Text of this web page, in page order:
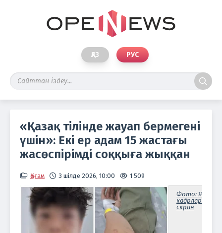
ҚАЗ РУС
«Қазақ тілінде жауап бермегені
үшін»: Екі ер адам 15 жастағы
жасөспірімді соққыға жыққан
Қоғам 3 шілде 2026, 10:00 1 509
Фото: Желі
кадрларынан
скрин